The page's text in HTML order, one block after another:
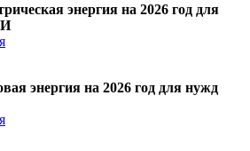
энергия на 2026 год для
энергия на 2026 год для нужд